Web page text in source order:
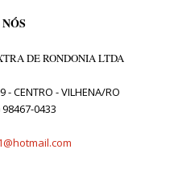
DE RONDONIA LTDA
- CENTRO - VILHENA/RO
98467-0433